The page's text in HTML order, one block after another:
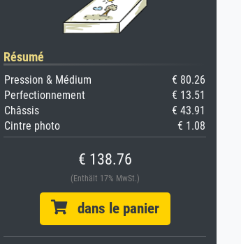
Résumé
Pression & Médium
€ 80.26
Perfectionnement
€ 13.51
Châssis
€ 43.91
Cintre photo
€ 1.08
€ 138.76
(Enthält 17% MwSt.)
dans le panier